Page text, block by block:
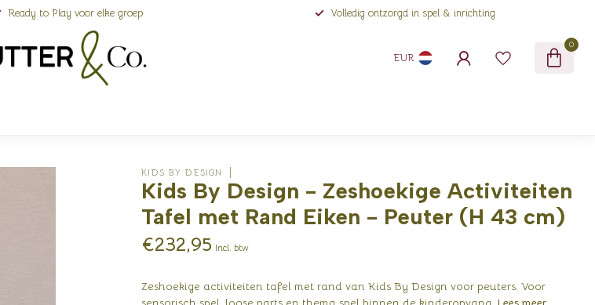
Ready to Play voor elke groep Volledig ontzorgd in spel & inrichting
EUR
0
KIDS BY DESIGN
Kids By Design - Zeshoekige Activiteiten
Tafel met Rand Eiken - Peuter (H 43 cm)
€232,95 Incl. btw
Zeshoekige activiteiten tafel met rand van Kids By Design voor peuters. Voor